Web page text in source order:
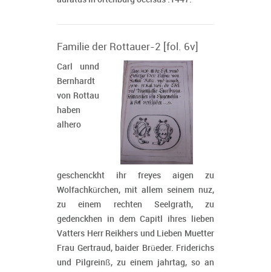
Familie der Rottauer-2 [fol. 6v]
Carl unnd
Bernhardt
von Rottau
haben
alhero
geschenckht ihr freyes aigen zu
Wolfachkürchen, mit allem seinem nuz,
zu einem rechten Seelgrath, zu
gedenckhen in dem Capitl ihres lieben
Vatters Herr Reikhers und Lieben Muetter
Frau Gertraud, baider Brüeder. Friderichs
und Pilgreinß, zu einem jahrtag, so an